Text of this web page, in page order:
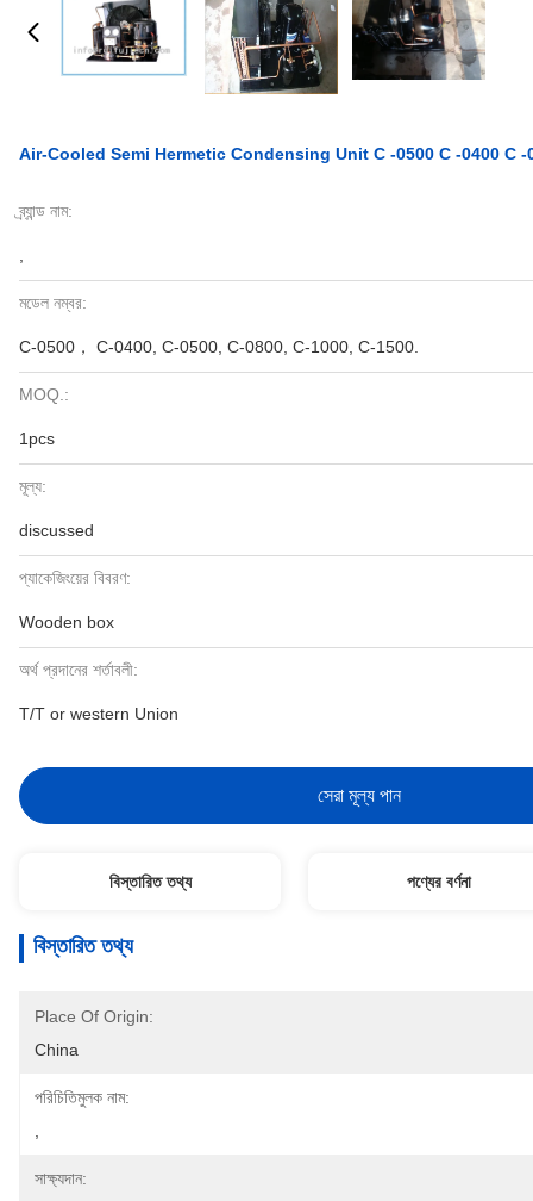
Air-Cooled Semi Hermetic Condensing Unit C -0500 C -0400 C -
ব্র্যান্ড নাম:
মডেল নম্বর:
C-0500， C-0400, C-0500, C-0800, C-1000, C-1500.
MOQ.:
1pcs
মূল্য:
discussed
প্যাকেজিংয়ের বিবরণ:
Wooden box
অর্থ প্রদানের শর্তাবলী:
T/T or western Union
সেরা মূল্য পান
বিস্তারিত তথ্য পণ্যের বর্ণনা
বিস্তারিত তথ্য
Place Of Origin:
China
পরিচিতিমুলক নাম:
সাক্ষ্যদান: